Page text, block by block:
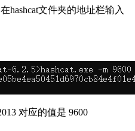
hashcat文件夹的地址栏输入
对应的值是 9600